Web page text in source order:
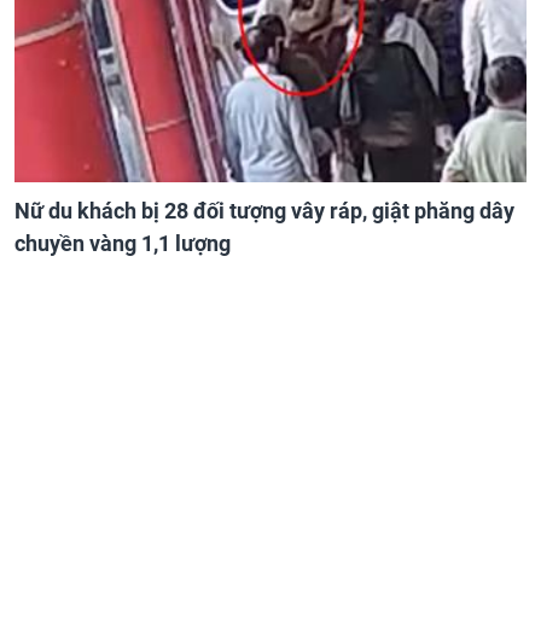
Nữ du khách bị 28 đối tượng vây ráp, giật phăng dây
chuyền vàng 1,1 lượng